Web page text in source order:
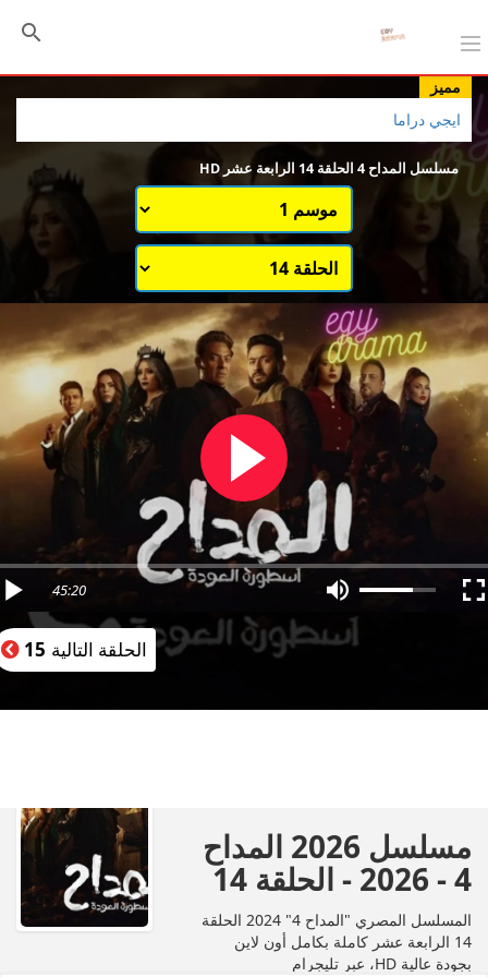
مميز
ايجي دراما
مسلسل المداح 4 الحلقة 14 الرابعة عشر HD
اختيار الموسم
قائمة حلقات الموسم 1
45:20
الحلقة التالية 15
مسلسل 2026 المداح
4 - 2026 - الحلقة 14
المسلسل المصري "المداح 4" 2024 الحلقة
14 الرابعة عشر كاملة بكامل أون لاين
بجودة عالية HD، عبر تليجرام